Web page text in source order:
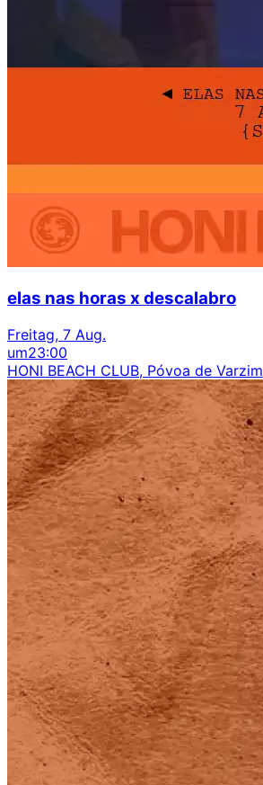
elas nas horas x descalabro
Freitag, 7 Aug.
um23:00
HONI BEACH CLUB, Póvoa de Varzim